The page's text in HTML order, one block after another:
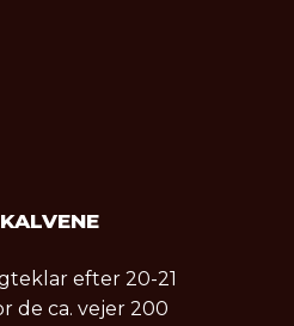
efter 20-21
de ca. vejer 200